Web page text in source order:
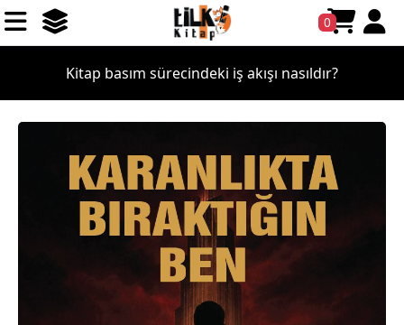
0
Kitap basım sürecindeki iş akışı nasıldır?